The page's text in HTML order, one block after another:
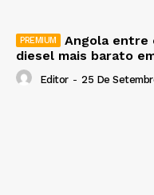
Angola entre
diesel mais barato
Editor - 25 De